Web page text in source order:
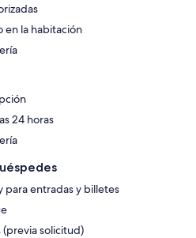
en la habitación
24 horas
para entradas y billetes
(previa solicitud)